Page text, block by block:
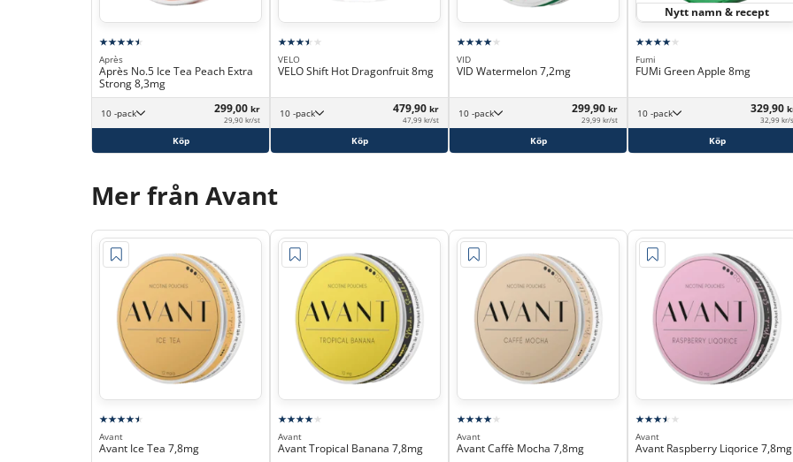
Après
Après No.5 Ice Tea Peach Extra
Strong 8,3mg
10 -pack 299,00 kr
29,90 kr/st
Köp
VELO
VELO Shift Hot Dragonfruit 8mg
10 -pack 479,90 kr
47,99 kr/st
Köp
VID
VID Watermelon 7,2mg
10 -pack 299,90 kr
29,99 kr/st
Köp
Nytt namn & recept
Fumi
FUMi Green Apple 8mg
10 -pack 329,90
32,99 kr/
Köp
Mer från Avant
Avant
Avant Ice Tea 7,8mg
Avant
Avant Tropical Banana 7,8mg
Avant
Avant Caffè Mocha 7,8mg
Avant
Avant Raspberry Liqorice 7,8mg